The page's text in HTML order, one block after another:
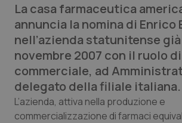
Scienza e Farmaci
Studi e Analisi
Lettere al direttore
Edizioni Regionali
La casa farmaceutica
annuncia la nomina di Enrico
nell’azienda statunitense
novembre 2007 con il ruolo
commerciale, ad
delegato della filiale italiana.
L’azienda, attiva nella produzione e
commercializzazione di farmaci